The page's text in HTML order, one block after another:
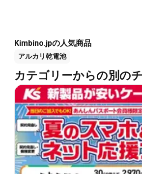
Kimbino.jpの人気商品
アルカリ乾電池
カテゴリーからの別の